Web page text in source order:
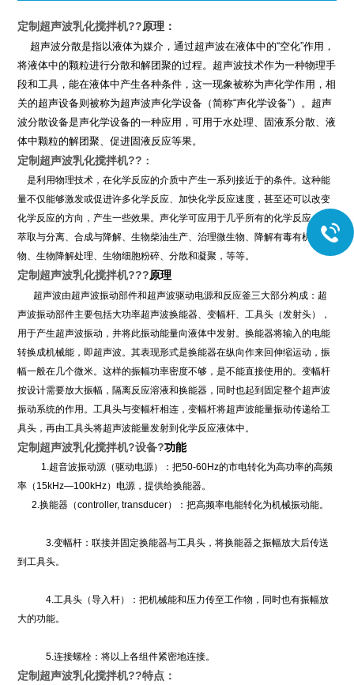
定制超声波乳化搅拌机??原理：
超声波分散是指以液体为媒介，通过超声波在液体中的“空化”作用，
将液体中的颗粒进行分散和解团聚的过程。 超声波技术作为一种物理手
段和工具，能在液体中产生各种条件，这一现象被称为声化学作用，相
关的超声设备则被称为超声波声化学设备（简称“声化学设备”）。超声
波分散设备是声化学设备的一种应用，可用于水处理、固液系分散、液
体中颗粒的解团聚、促进固液反应等果。
定制超声波乳化搅拌机?? ：
是利用物理技术，在化学反应的介质中产生一系列接近于的条件。这种能
量不仅能够激发或促进许多化学反应、加快化学反应速度，甚至还可以改变
化学反应的方向，产生一些效果。声化学可应用于几乎所有的化学反应，如
萃取与分离、合成与降解、生物柴油生产、治理微生物、降解有毒有机污染
物、生物降解处理、生物细胞粉碎、分散和凝聚，等等。
定制超声波乳化搅拌机???原理
超声波由超声波振动部件和超声波驱动电源和反应釜三大部分构成：超
声波振动部件主要包括大功率超声波换能器、变幅杆、工具头（发射头），
用于产生超声波振动，并将此振动能量向液体中发射。换能器将输入的电能
转换成机械能，即超声波。其表现形式是换能器在纵向作来回伸缩运动，振
幅一般在几个微米。这样的振幅功率密度不够，是不能直接使用的。变幅杆
按设计需要放大振幅，隔离反应溶液和换能器，同时也起到固定整个超声波
振动系统的作用。工具头与变幅杆相连，变幅杆将超声波能量振动传递给工
具头，再由工具头将超声波能量发射到化学反应液体中。
定制超声波乳化搅拌机?设备?功能
1.超音波振动源（驱动电源）：把50-60Hz的市电转化为高功率的高频
率（ 15kHz—100kHz）电源，提供给换能器。
2.换能器（controller, transducer）：把高频率电能转化为机械振动能。
3.变幅杆：联接并固定换能器与工具头，将换能器之振幅放大后传送
到工具头。
4.工具头（导入杆）：把机械能和压力传至工作物，同时也有振幅放
大的功能。
5.连接螺栓：将以上各组件紧密地连接。
定制超声波乳化搅拌机??特点：